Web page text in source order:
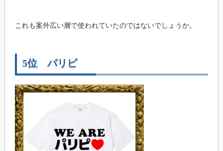
これも案外広い層で使われていたのではないでしょうか。
5位 パリピ